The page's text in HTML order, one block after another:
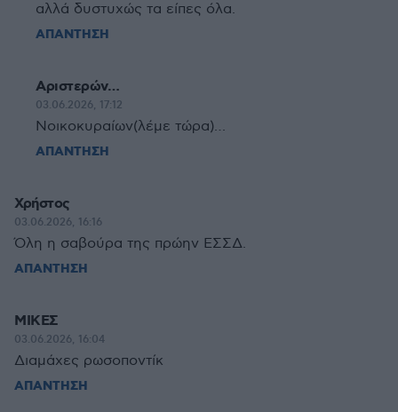
αλλά δυστυχώς τα είπες όλα.
ΑΠΑΝΤΗΣΗ
Αριστερών…
03.06.2026, 17:12
Νοικοκυραίων(λέμε τώρα)…
ΑΠΑΝΤΗΣΗ
Χρήστος
03.06.2026, 16:16
Όλη η σαβούρα της πρώην ΕΣΣΔ.
ΑΠΑΝΤΗΣΗ
ΜΙΚΕΣ
03.06.2026, 16:04
Διαμάχες ρωσοποντίκ
ΑΠΑΝΤΗΣΗ